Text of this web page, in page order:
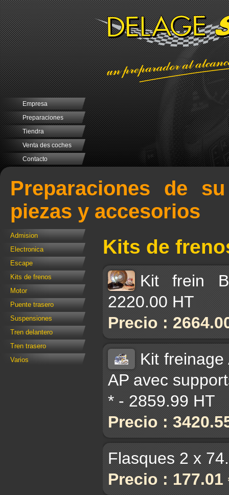
Empresa
Preparaciones
Tiendra
Venta des coches
Contacto
Preparaciones de
piezas y accesorios
Admision
Electronica
Escape
Kits de frenos
Motor
Puente trasero
Suspensiones
Tren delantero
Tren trasero
Varios
Kits de
Kit frein
2220.00 HT
Precio :
Kit
AP avec
* - 2859.99 HT
Precio :
Flasques 2 x
Precio : 177.01